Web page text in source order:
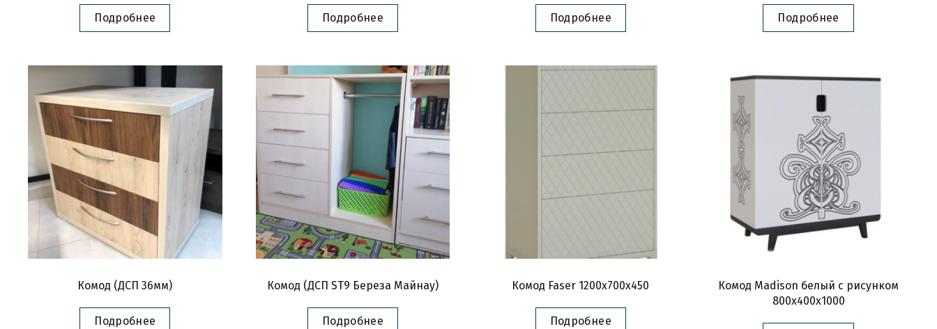
Подробнее Подробнее Подробнее Подробнее
Комод (ДСП 36мм)
Подробнее
Комод (ДСП ST9 Береза Майнау)
Подробнее
Комод Faser 1200х700х450
Подробнее
Комод Madison белый с рисунком
800х400х1000